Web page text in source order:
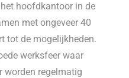
hoofdkantoor in de
met ongeveer 40
tot de mogelijkheden.
werksfeer waar
worden regelmatig